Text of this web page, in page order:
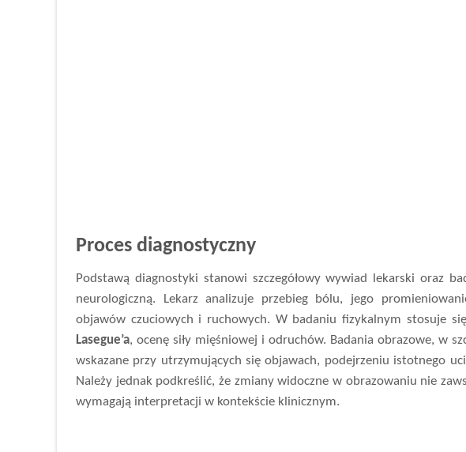
Proces diagnostyczny
Podstawą diagnostyki stanowi szczegółowy wywiad lekarski oraz
neurologiczną. Lekarz analizuje przebieg bólu, jego
objawów czuciowych i ruchowych. W badaniu fizykalnym stosuje
Lasegue’a, ocenę siły mięśniowej i odruchów. Badania obrazowe, w
wskazane przy utrzymujących się objawach, podejrzeniu istotnego
Należy jednak podkreślić, że zmiany widoczne w obrazowaniu nie
wymagają interpretacji w kontekście klinicznym.